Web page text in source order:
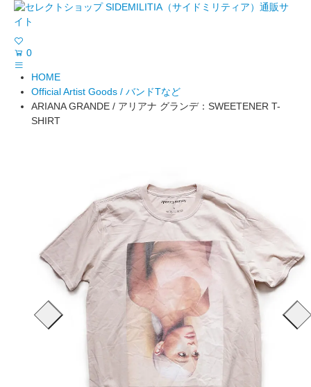
0
HOME
Official Artist Goods / バンドTなど
ARIANA GRANDE / アリアナ グランデ：SWEETENER T-
SHIRT